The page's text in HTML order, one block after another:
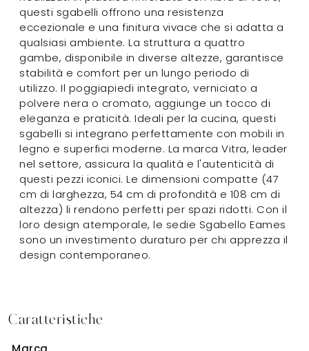
questi sgabelli offrono una resistenza
eccezionale e una finitura vivace che si adatta a
qualsiasi ambiente. La struttura a quattro
gambe, disponibile in diverse altezze, garantisce
stabilità e comfort per un lungo periodo di
utilizzo. Il poggiapiedi integrato, verniciato a
polvere nera o cromato, aggiunge un tocco di
eleganza e praticità. Ideali per la cucina, questi
sgabelli si integrano perfettamente con mobili in
legno e superfici moderne. La marca Vitra, leader
nel settore, assicura la qualità e l'autenticità di
questi pezzi iconici. Le dimensioni compatte (47
cm di larghezza, 54 cm di profondità e 108 cm di
altezza) li rendono perfetti per spazi ridotti. Con il
loro design atemporale, le sedie Sgabello Eames
sono un investimento duraturo per chi apprezza il
design contemporaneo.
Caratteristiche